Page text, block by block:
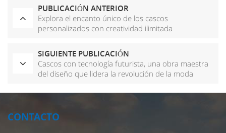
PUBLICACIÓN ANTERIOR
Explora el encanto único de los cascos
personalizados con creatividad ilimitada
SIGUIENTE PUBLICACIÓN
Cascos con tecnología futurista, una obra maestra
del diseño que lidera la revolución de la moda
CONTACTO